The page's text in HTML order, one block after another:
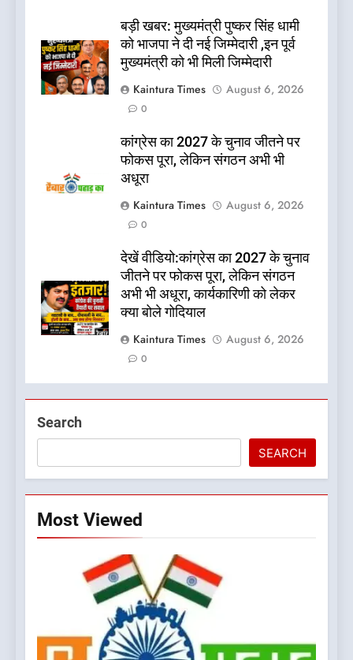
बड़ी खबर: मुख्यमंत्री पुष्कर सिंह धामी
को भाजपा ने दी नई जिम्मेदारी ,इन पूर्व
मुख्यमंत्री को भी मिली जिम्मेदारी
Kaintura Times
August 6, 2026
0
कांग्रेस का 2027 के चुनाव जीतने पर
फोकस पूरा, लेकिन संगठन अभी भी
अधूरा
Kaintura Times
August 6, 2026
0
देखें वीडियो:कांग्रेस का 2027 के चुनाव
जीतने पर फोकस पूरा, लेकिन संगठन
अभी भी अधूरा, कार्यकारिणी को लेकर
क्या बोले गोदियाल
Kaintura Times
August 6, 2026
0
Search
SEARCH
Most Viewed
5